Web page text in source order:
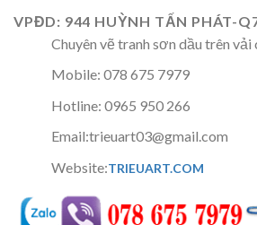
VPĐD: 944 HUỲNH TẤN PHÁT-
Chuyên vẽ tranh sơn dầu trên vải
Mobile: 078 675 7979
Hotline: 0965 950 266
Email:trieuart03@gmail.com
Website:TRIEUART.COM